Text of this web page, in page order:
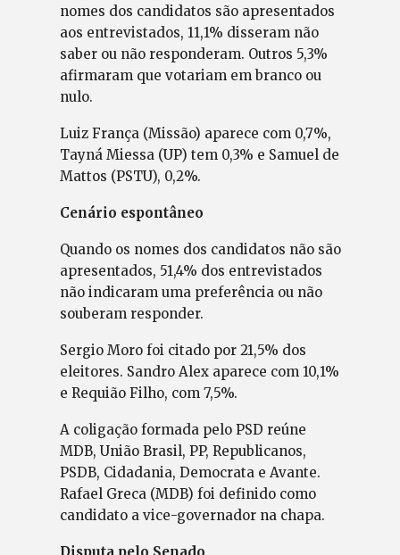
nomes dos candidatos são apresentados
aos entrevistados, 11,1% disseram não
saber ou não responderam. Outros 5,3%
afirmaram que votariam em branco ou
nulo.
Luiz França (Missão) aparece com 0,7%,
Tayná Miessa (UP) tem 0,3% e Samuel de
Mattos (PSTU), 0,2%.
Cenário espontâneo
Quando os nomes dos candidatos não são
apresentados, 51,4% dos entrevistados
não indicaram uma preferência ou não
souberam responder.
Sergio Moro foi citado por 21,5% dos
eleitores. Sandro Alex aparece com 10,1%
e Requião Filho, com 7,5%.
A coligação formada pelo PSD reúne
MDB, União Brasil, PP, Republicanos,
PSDB, Cidadania, Democrata e Avante.
Rafael Greca (MDB) foi definido como
candidato a vice-governador na chapa.